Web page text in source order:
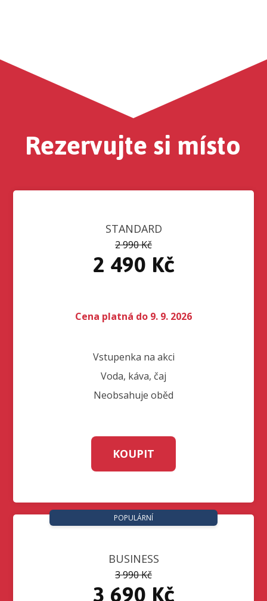
Rezervujte si místo
STANDARD
2 990 Kč
2 490 Kč
Cena platná do 9. 9. 2026
Vstupenka na akci
Voda, káva, čaj
Neobsahuje oběd
KOUPIT
BUSINESS
3 990 Kč
POPULÁRNÍ